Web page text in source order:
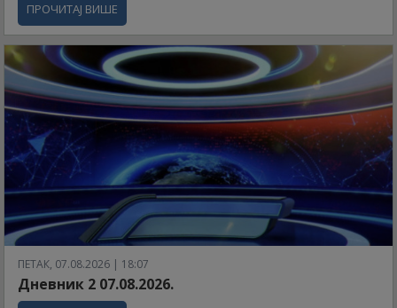
ПРОЧИТАЈ ВИШЕ
ПЕТАК, 07.08.2026 | 18:07
Дневник 2 07.08.2026.